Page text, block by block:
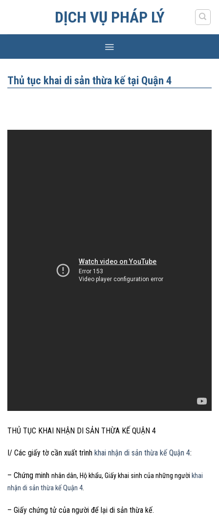
DỊCH VỤ PHÁP LÝ
Thủ tục khai di sản thừa kế tại Quận 4
THỦ TỤC KHAI NHẬN DI SẢN THỪA KẾ QUẬN 4
I/ Các giấy tờ cần xuất trình khai nhận di sản thừa kế Quận 4:
– Chứng minh nhân dân, Hộ khẩu, Giấy khai sinh của những người khai
nhận di sản thừa kế Quận 4.
– Giấy chứng tử của người để lại di sản thừa kế.